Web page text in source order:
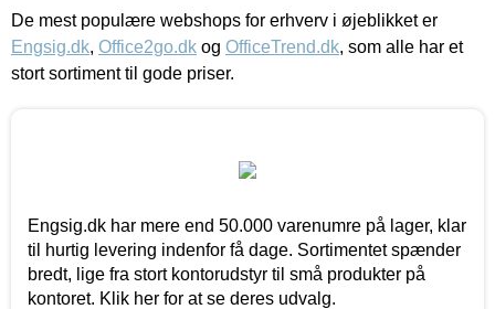
De mest populære webshops for erhverv i øjeblikket er
Engsig.dk, Office2go.dk og OfficeTrend.dk, som alle har et
stort sortiment til gode priser.
Engsig.dk har mere end 50.000 varenumre på lager, klar
til hurtig levering indenfor få dage. Sortimentet spænder
bredt, lige fra stort kontorudstyr til små produkter på
kontoret. Klik her for at se deres udvalg.